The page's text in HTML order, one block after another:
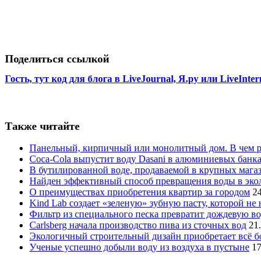
Поделиться ссылкой
Гость, тут код для блога в LiveJournal, Я.ру или
Также читайте
Панельный, кирпичный или монолитный дом. В чем
Coca-Cola выпустит воду Dasani в алюминиевых
В бутилированной воде, продаваемой в крупных
Найден эффективный способ превращения воды в
О преимуществах приобретения квартир за городом
Kind Lab создает «зеленую» зубную пасту, которой
Фильтр из специального песка превратит дождевую
Carlsberg начала производство пива из сточных вод
Экологичный строительный дизайн приобретает всё
Ученые успешно добыли воду из воздуха в пустыне